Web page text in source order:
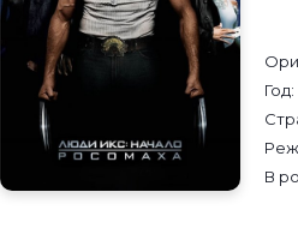
Год:
В